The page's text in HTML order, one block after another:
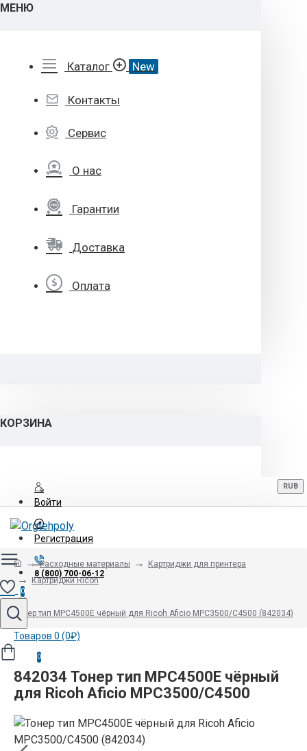
МЕНЮ
Каталог New
Контакты
Сервис
О нас
Гарантии
Доставка
Оплата
КОРЗИНА
Войти
Регистрация
8 (800) 700-06-12
RUB
0
Товаров 0 (0₽)
0
Расходные материалы
Картриджи для принтера
Картриджи Ricoh
Тонер тип MPC4500E чёрный для Ricoh Aficio MPC3500/C4500 (842034)
842034 Тонер тип MPC4500E чёрный
для Ricoh Aficio MPC3500/C4500